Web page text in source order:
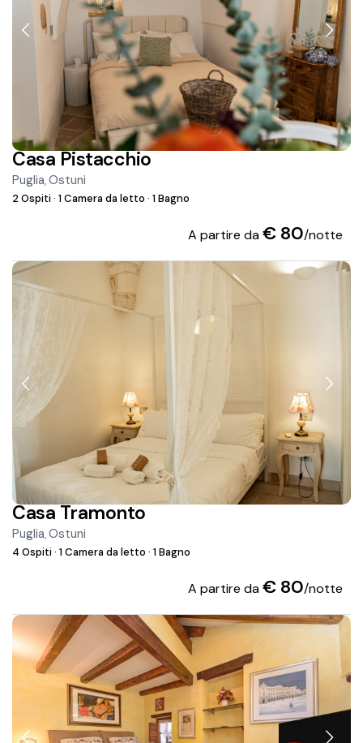
Casa Pistacchio
Puglia,Ostuni
2 Ospiti· 1 Camera da letto· 1 Bagno
A partire da€ 80/notte
Casa Tramonto
Puglia,Ostuni
4 Ospiti· 1 Camera da letto· 1 Bagno
A partire da€ 80/notte